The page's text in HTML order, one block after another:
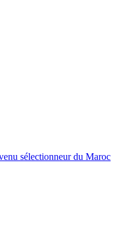
sélectionneur du Maroc